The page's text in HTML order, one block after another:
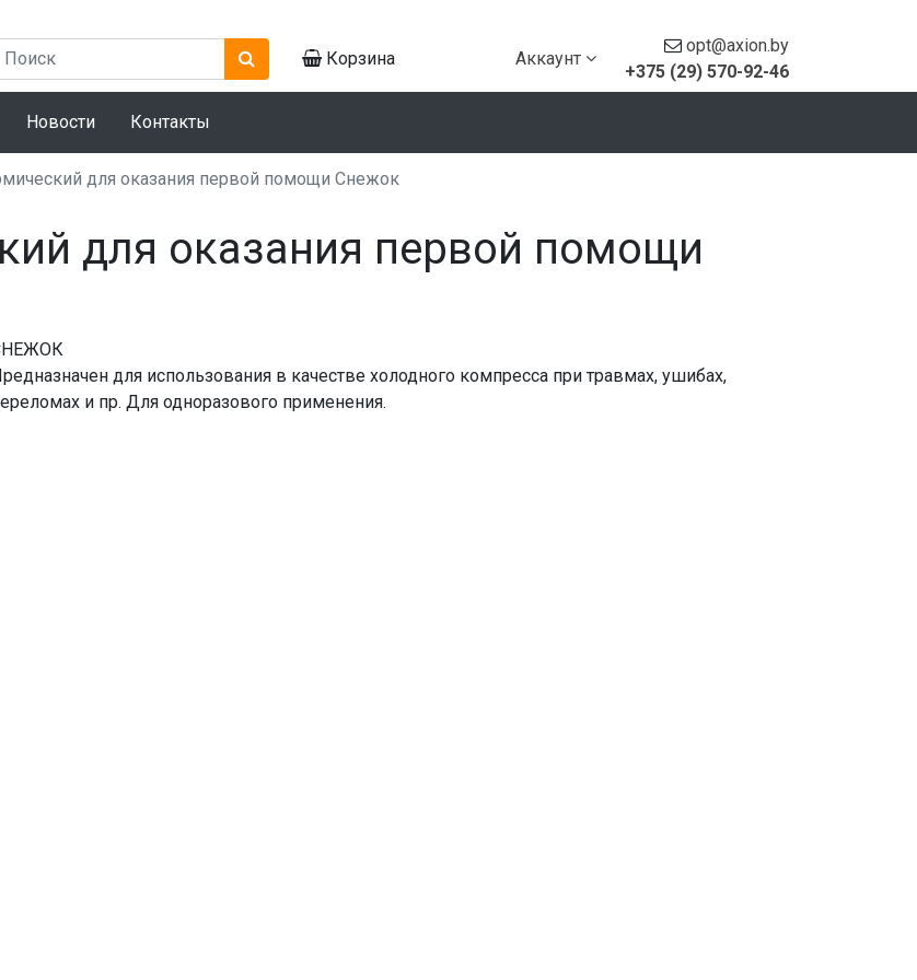
Корзина Аккаунт
opt@axion.by
+375 (29) 570-92-46
Новости Контакты
для оказания первой помощи Снежок
для оказания первой помощи
для использования в качестве холодного компресса при травмах, ушибах,
и пр. Для одноразового применения.